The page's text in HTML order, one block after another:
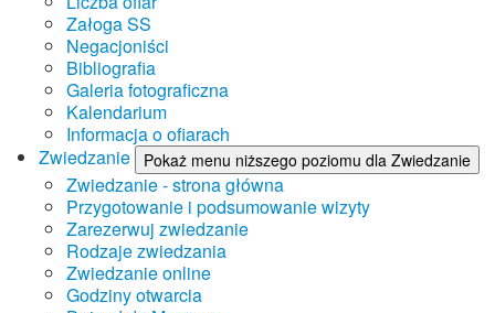
Załoga SS
Negacjoniści
Bibliografia
Galeria fotograficzna
Kalendarium
Informacja o ofiarach
Zwiedzanie
Pokaż menu niższego poziomu dla Zwiedzanie
Zwiedzanie - strona główna
Przygotowanie i podsumowanie wizyty
Zarezerwuj zwiedzanie
Rodzaje zwiedzania
Zwiedzanie online
Godziny otwarcia